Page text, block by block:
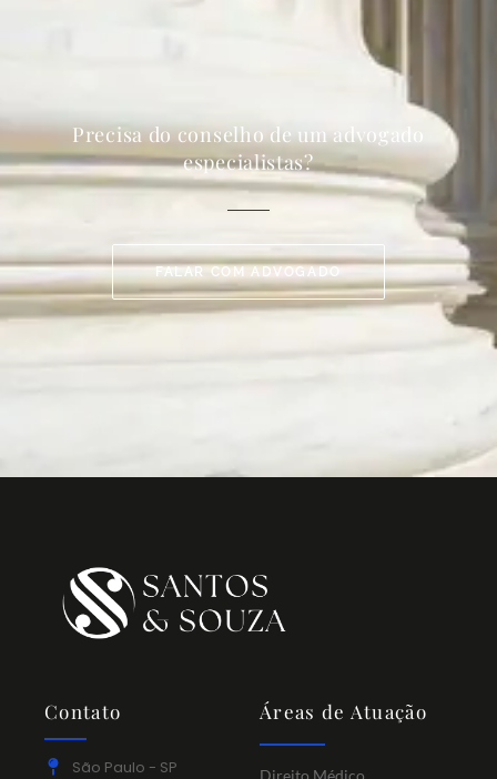
Precisa do conselho de um advogado
especialistas?
FALAR COM ADVOGADO
Contato
São Paulo - SP
Áreas de Atuação
Direito Médico